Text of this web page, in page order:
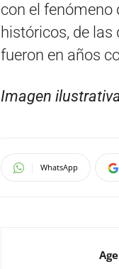
con el fenómeno
históricos, de
fueron en años
Imagen
WhatsApp